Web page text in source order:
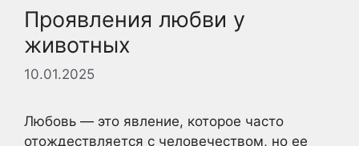
Проявления любви у
животных
10.01.2025
Любовь — это явление, которое часто
отождествляется с человечеством, но ее